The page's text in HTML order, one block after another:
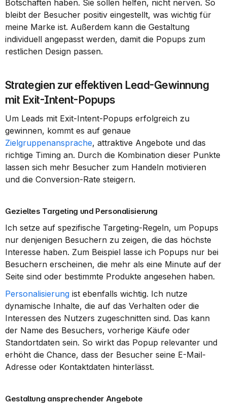
Botschaften haben. Sie sollen helfen, nicht nerven. So
bleibt der Besucher positiv eingestellt, was wichtig für
meine Marke ist. Außerdem kann die Gestaltung
individuell angepasst werden, damit die Popups zum
restlichen Design passen.
Strategien zur effektiven Lead-Gewinnung
mit Exit-Intent-Popups
Um Leads mit Exit-Intent-Popups erfolgreich zu
Zielgruppenansprache, attraktive Angebote und das
richtige Timing an. Durch die Kombination dieser Punkte
lassen sich mehr Besucher zum Handeln motivieren
und die Conversion-Rate steigern.
Gezieltes Targeting und Personalisierung
Ich setze auf spezifische Targeting-Regeln, um Popups
nur denjenigen Besuchern zu zeigen, die das höchste
Interesse haben. Zum Beispiel lasse ich Popups nur bei
Besuchern erscheinen, die mehr als eine Minute auf der
Seite sind oder bestimmte Produkte angesehen haben.
Personalisierung ist ebenfalls wichtig. Ich nutze
dynamische Inhalte, die auf das Verhalten oder die
Interessen des Nutzers zugeschnitten sind. Das kann
der Name des Besuchers, vorherige Käufe oder
Standortdaten sein. So wirkt das Popup relevanter und
erhöht die Chance, dass der Besucher seine E-Mail-
Adresse oder Kontaktdaten hinterlässt.
Gestaltung ansprechender Angebote